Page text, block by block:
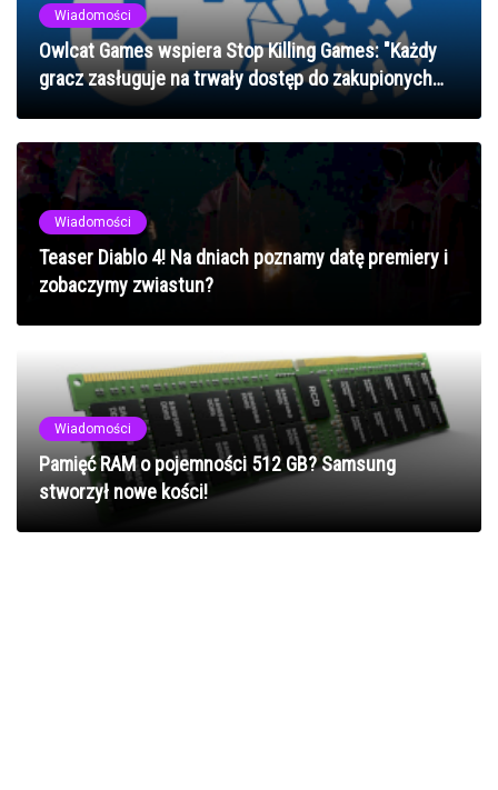
Wiadomości
Owlcat Games wspiera Stop Killing Games: "Każdy
gracz zasługuje na trwały dostęp do zakupionych
tytułów"
Wiadomości
Teaser Diablo 4! Na dniach poznamy datę premiery i
zobaczymy zwiastun?
Wiadomości
Pamięć RAM o pojemności 512 GB? Samsung
stworzył nowe kości!